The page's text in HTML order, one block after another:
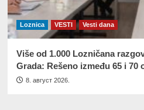
Loznica VESTI Vesti dana
Više od 1.000 Lozničana
Grada: Rešeno između 65 i 70
8. август 2026.